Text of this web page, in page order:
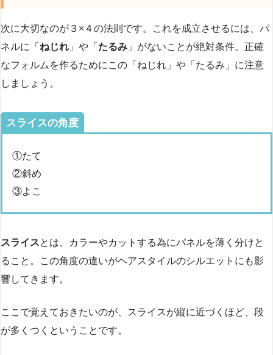
次に大切なのが３×４の法則です。これを成立させるには、パ
ネルに「 ねじれ 」や「 たるみ 」がないことが絶対条件。正確
なフォルムを作るためにこの「ねじれ」や「たるみ」に注意
しましょう。
スライスの角度
①たて
②斜め
③よこ
スライスとは、カラーやカットする為にパネルを薄く分けと
ること。この角度の違いがヘアスタイルのシルエットにも影
響してきます。
ここで覚えておきたいのが、スライスが縦に近づくほど、段
が多くつくということです。